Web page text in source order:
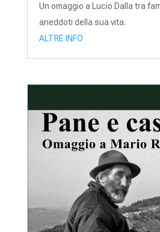
Un omaggio a Lucio Dalla tra
aneddoti della sua vita.
ALTRE INFO